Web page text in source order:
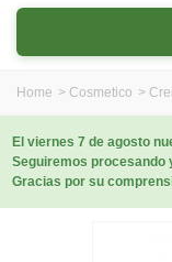
Home > Cosmetico >
El viernes 7 de agosto
Seguiremos procesando
Gracias por su